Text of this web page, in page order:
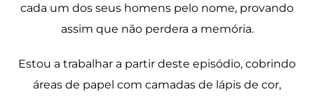
cada um dos seus homens pelo nome, provando
assim que não perdera a memória.
Estou a trabalhar a partir deste episódio, cobrindo
áreas de papel com camadas de lápis de cor,